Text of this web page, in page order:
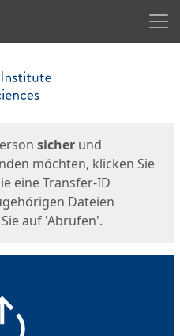
sicher und
möchten, klicken Sie
eine Transfer-ID
Dateien
auf 'Abrufen'.